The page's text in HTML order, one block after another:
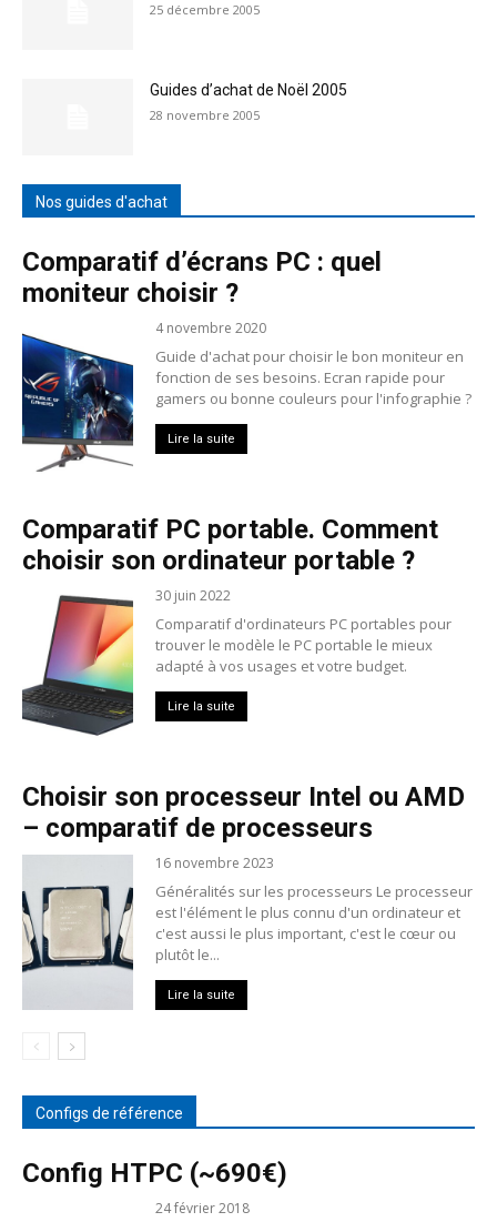
25 décembre 2005
Guides d’achat de Noël 2005
28 novembre 2005
Nos guides d'achat
Comparatif d’écrans PC : quel
moniteur choisir ?
4 novembre 2020
Guide d'achat pour choisir le bon moniteur en
fonction de ses besoins. Ecran rapide pour
gamers ou bonne couleurs pour l'infographie ?
Lire la suite
Comparatif PC portable. Comment
choisir son ordinateur portable ?
30 juin 2022
Comparatif d'ordinateurs PC portables pour
trouver le modèle le PC portable le mieux
adapté à vos usages et votre budget.
Lire la suite
Choisir son processeur Intel ou AMD
– comparatif de processeurs
16 novembre 2023
Généralités sur les processeurs Le processeur
est l'élément le plus connu d'un ordinateur et
c'est aussi le plus important, c'est le cœur ou
plutôt le...
Lire la suite
Configs de référence
Config HTPC (~690€)
24 février 2018